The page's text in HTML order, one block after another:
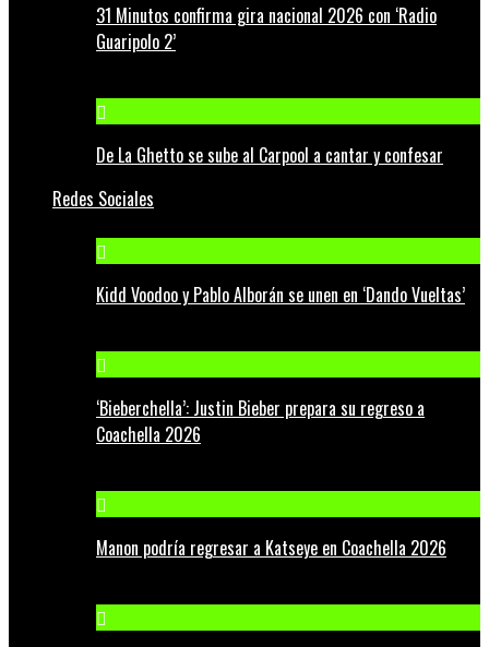
31 Minutos confirma gira nacional 2026 con ‘Radio
Guaripolo 2’
De La Ghetto se sube al Carpool a cantar y confesar
Redes Sociales
Kidd Voodoo y Pablo Alborán se unen en ‘Dando Vueltas’
‘Bieberchella’: Justin Bieber prepara su regreso a
Coachella 2026
Manon podría regresar a Katseye en Coachella 2026